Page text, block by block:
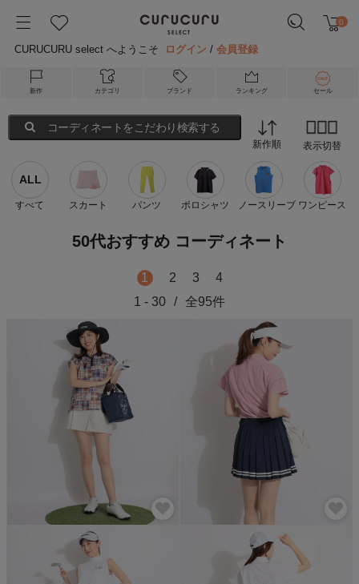
0
CURUCURU select へようこそ ログイン /会員登録
新作 カテゴリ ブランド ランキング セール
コーディネートをこだわり検索する
新作順 表示切替
ALL
すべて スカート パンツ ポロシャツ ノースリーブ ワンピース
50代おすすめ コーディネート
1 2 3
4
1 - 30 / 全95件